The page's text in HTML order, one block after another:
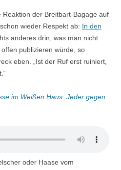
Reaktion der Breitbart-Bagage auf
wieder Respekt ab: In den
anderes drin, was man nicht
publizieren würde, so
eben. „Ist der Ruf erst ruiniert,
im Weißen Haus: Jeder gegen
oder Haase vom